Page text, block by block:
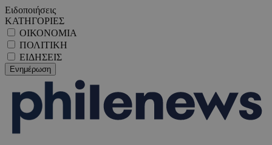
Ειδοποιήσεις
ΚΑΤΗΓΟΡΙΕΣ
ΟΙΚΟΝΟΜΙΑ
ΠΟΛΙΤΙΚΗ
ΕΙΔΗΣΕΙΣ